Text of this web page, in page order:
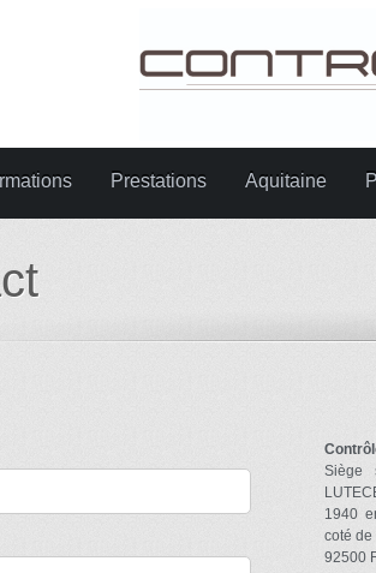
Prestations Aquitaine
Siège
1940
coté
92500